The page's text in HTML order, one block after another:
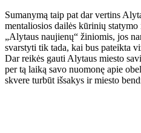
Su­ma­ny­mą taip pat dar ver­tins
men­ta­lio­sios dai­lės kū­ri­nių
„Aly­taus nau­jie­nų“ ži­nio­mis, jos
svars­ty­ti tik ta­da, kai bus pa­teik­ta
Dar rei­kės gau­ti Aly­taus mies­to
per tą lai­ką sa­vo nuo­mo­nę apie
skve­re tur­būt iš­sa­kys ir mies­to